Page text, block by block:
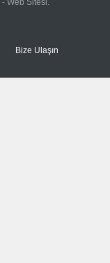
- Web Sitesi.
Bize Ulaşın